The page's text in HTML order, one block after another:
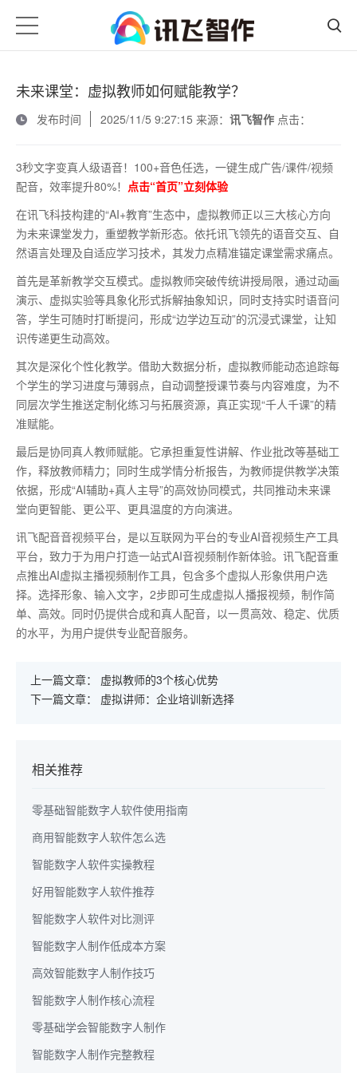
未来课堂：虚拟教师如何赋能教学？
发布时间
2025/11/5 9:27:15 来源： 讯飞智作 点击：
3秒文字变真人级语音！100+音色任选，一键生成广告/课件/视频
配音，效率提升80%！ 点击“首页”立刻体验
在讯飞科技构建的“AI+教育”生态中，虚拟教师正以三大核心方向
为未来课堂发力，重塑教学新形态。依托讯飞领先的语音交互、自
然语言处理及自适应学习技术，其发力点精准锚定课堂需求痛点。
首先是革新教学交互模式。虚拟教师突破传统讲授局限，通过动画
演示、虚拟实验等具象化形式拆解抽象知识，同时支持实时语音问
答，学生可随时打断提问，形成“边学边互动”的沉浸式课堂，让知
识传递更生动高效。
其次是深化个性化教学。借助大数据分析，虚拟教师能动态追踪每
个学生的学习进度与薄弱点，自动调整授课节奏与内容难度，为不
同层次学生推送定制化练习与拓展资源，真正实现“千人千课”的精
准赋能。
最后是协同真人教师赋能。它承担重复性讲解、作业批改等基础工
作，释放教师精力；同时生成学情分析报告，为教师提供教学决策
依据，形成“AI辅助+真人主导”的高效协同模式，共同推动未来课
堂向更智能、更公平、更具温度的方向演进。
讯飞配音音视频平台，是以互联网为平台的专业AI音视频生产工具
平台，致力于为用户打造一站式AI音视频制作新体验。讯飞配音重
点推出AI虚拟主播视频制作工具，包含多个虚拟人形象供用户选
择。选择形象、输入文字，2步即可生成虚拟人播报视频，制作简
单、高效。同时仍提供合成和真人配音，以一贯高效、稳定、优质
的水平，为用户提供专业配音服务。
上一篇文章： 虚拟教师的3个核心优势
下一篇文章： 虚拟讲师：企业培训新选择
相关推荐
零基础智能数字人软件使用指南
商用智能数字人软件怎么选
智能数字人软件实操教程
好用智能数字人软件推荐
智能数字人软件对比测评
智能数字人制作低成本方案
高效智能数字人制作技巧
智能数字人制作核心流程
零基础学会智能数字人制作
智能数字人制作完整教程